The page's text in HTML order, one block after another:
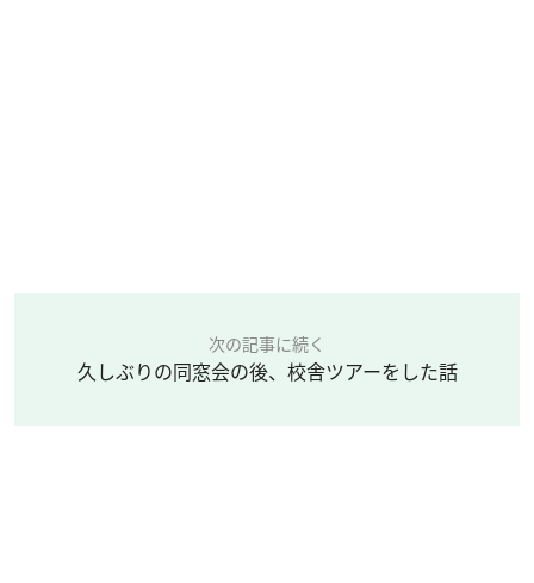
次の記事に続く
久しぶりの同窓会の後、校舎ツアーをした話